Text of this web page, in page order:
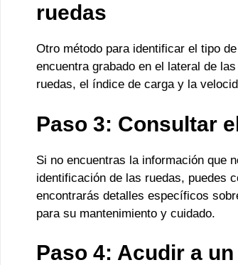
ruedas
Otro método para identificar el tipo
encuentra grabado en el lateral de
ruedas, el índice de carga y la
Paso 3: Consultar
Si no encuentras la información que
identificación de las ruedas, puedes
encontrarás detalles específicos
para su mantenimiento y cuidado.
Paso 4: Acudir a